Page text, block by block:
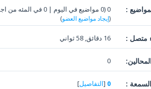
: 0 (0 مواضيع في اليوم | 0 في المئه من اجمالي المواضيع)
(إيجاد مواضيع العضو)
متصل : 16 دقائق, 58 ثواني
0
السمعة : 0
[التفاصيل]